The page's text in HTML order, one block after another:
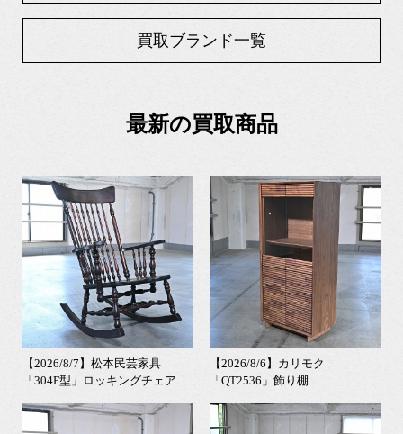
買取ブランド一覧
最新の買取商品
【2026/8/7】松本民芸家具
「304F型」ロッキングチェア
【2026/8/6】カリモク
「QT2536」飾り棚